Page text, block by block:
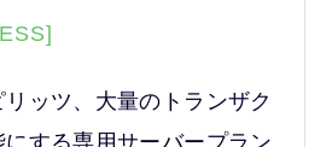
ッツ、大量のトランザク
する専用サーバープラン